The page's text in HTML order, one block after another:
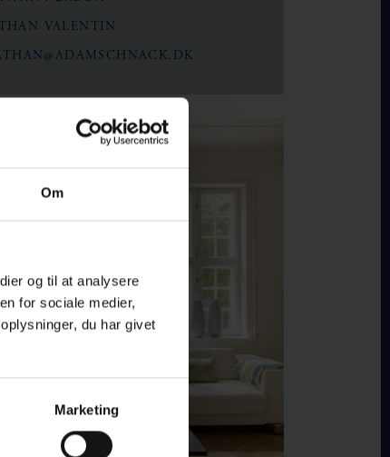
Om
og til at analysere
for sociale medier,
du har givet
Marketing
VALENTIN